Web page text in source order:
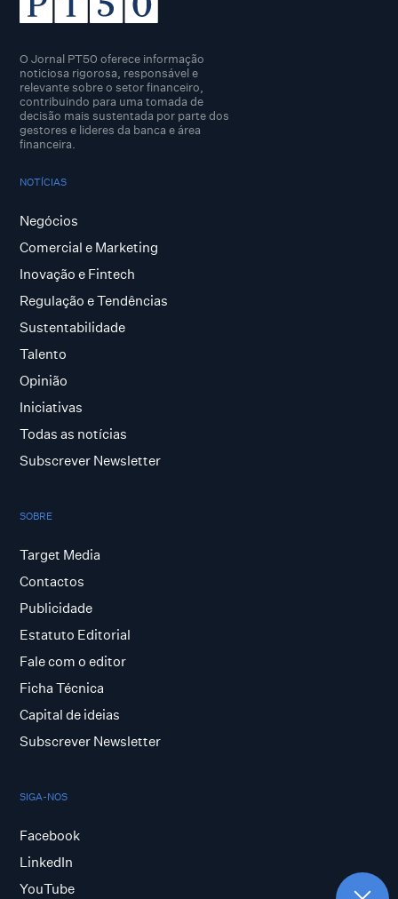
O Jornal PT50 oferece informação
noticiosa rigorosa, responsável e
relevante sobre o setor financeiro,
contribuindo para uma tomada de
decisão mais sustentada por parte dos
gestores e lideres da banca e área
financeira.
NOTÍCIAS
Negócios
Comercial e Marketing
Inovação e Fintech
Regulação e Tendências
Sustentabilidade
Talento
Opinião
Iniciativas
Todas as notícias
Subscrever Newsletter
SOBRE
Target Media
Contactos
Publicidade
Estatuto Editorial
Fale com o editor
Ficha Técnica
Capital de ideias
Subscrever Newsletter
SIGA-NOS
Facebook
LinkedIn
YouTube